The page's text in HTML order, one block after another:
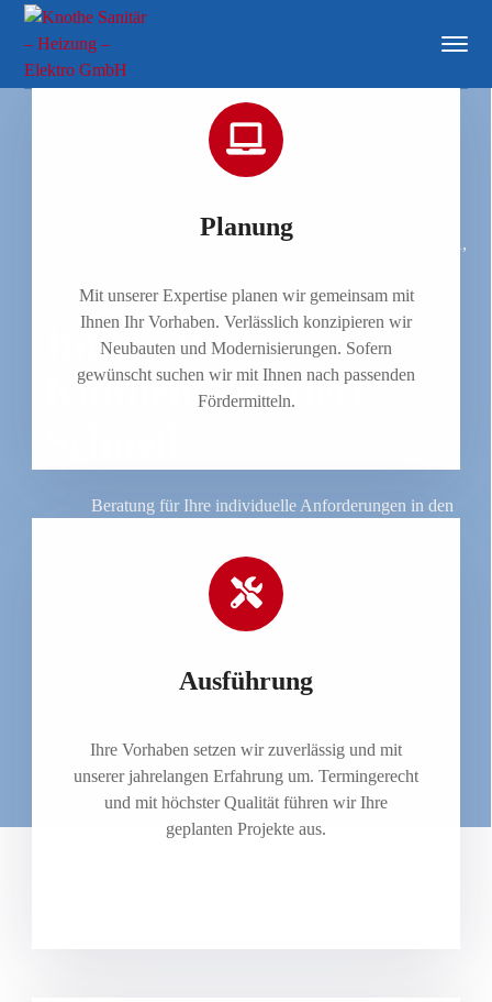
IHR PARTNER FÜR SANITÄR, HEIZUNG, KLIMA,
Innovativ.
Kundenorientiert.
Beratung für Ihre individuelle Anforderungen in den
Planung
Mit unserer Expertise planen wir gemeinsam mit
Ihnen Ihr Vorhaben. Verlässlich konzipieren wir
Neubauten und Modernisierungen. Sofern
gewünscht suchen wir mit Ihnen nach passenden
Fördermitteln.
Ausführung
Ihre Vorhaben setzen wir zuverlässig und mit
unserer jahrelangen Erfahrung um. Termingerecht
und mit höchster Qualität führen wir Ihre
geplanten Projekte aus.